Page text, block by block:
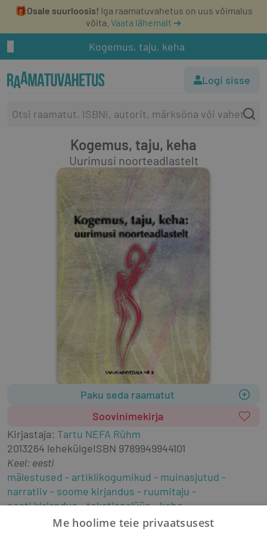
🎁Osale suurloosis! Iga raamatuvahetus on uus võimalus
võita. Vaata lähemalt ➔
Kogemus, taju, keha
Logi sisse
Kogemus, taju, keha
Uurimusi noorteadlastelt
Paku seda raamatut
Soovinimekirja
Kirjastaja: Tartu NEFA Rühm
2013264 lehekülgeISBN 9789949944101
Keel: eesti
mälestused
artiklikogumikud
muinasjutud
narratiiv
soome kirjandus
ruumitaju
eesti kirjandus
tekstianalüüs
keha
kulturoloogia
folkloristika
rahvaluule
Me hoolime teie privaatsusest